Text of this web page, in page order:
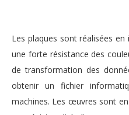
Les plaques sont réalisées
une forte résistance des
de transformation des
obtenir un fichier
machines. Les œuvres sont